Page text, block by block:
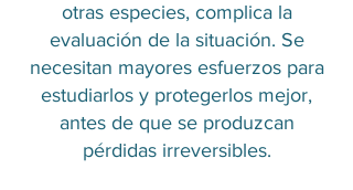
otras especies, complica la
evaluación de la situación. Se
necesitan mayores esfuerzos para
estudiarlos y protegerlos mejor,
antes de que se produzcan
pérdidas irreversibles.